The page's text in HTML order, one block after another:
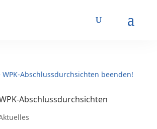
Abschlussdurchsichten